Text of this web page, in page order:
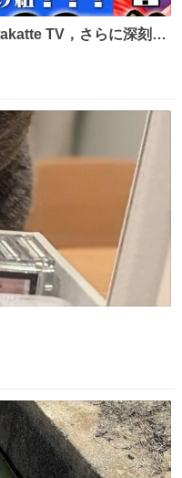
TV，さらに深刻な
るのを周縁化する ・恋
大学に移るのを批判する